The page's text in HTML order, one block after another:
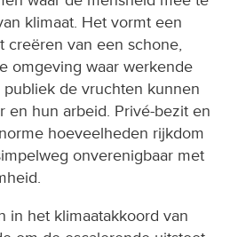
klimaat. Het vormt een
creëren van een schone,
omgeving waar werkende
de vruchten kunnen
en hun arbeid. Privé-bezit en
hoeveelheden rijkdom
onverenigbaar met
in het klimaatakkoord van